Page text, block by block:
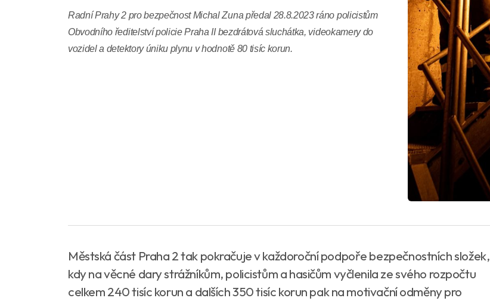
Radní Prahy 2 pro bezpečnost Michal Zuna předal 28.8.2023 ráno policistům
Obvodního ředitelství policie Praha II bezdrátová sluchátka, videokamery do
vozidel a detektory úniku plynu v hodnotě 80 tisíc korun.
Městská část Praha 2 tak pokračuje v každoroční podpoře bezpečnostních složek,
kdy na věcné dary strážníkům, policistům a hasičům vyčlenila ze svého rozpočtu
celkem 240 tisíc korun a dalších 350 tisíc korun pak na motivační odměny pro